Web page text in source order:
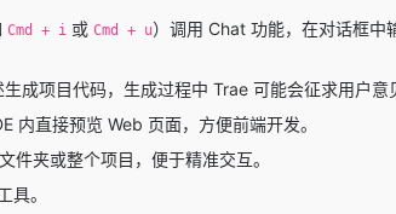
Cmd + i 或 Cmd + u）调用 Chat 功能，在对话框中
成项目代码，生成过程中 Trae 可能会征求用户意
内直接预览 Web 页面，方便前端开发。
件夹或整个项目，便于精准交互。
具。